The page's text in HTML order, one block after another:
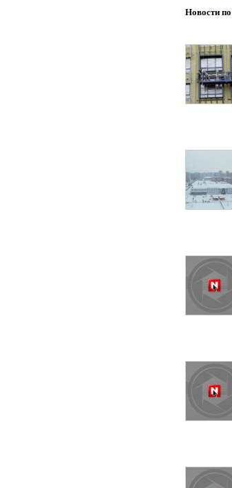
Новости